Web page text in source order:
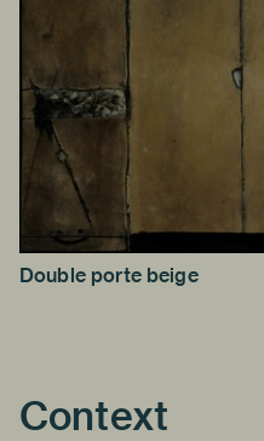
Double porte beige
Context